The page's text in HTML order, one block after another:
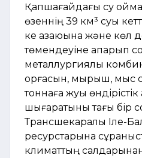
Қапшағайдағы су
өзеннің 39 км³ суы
ке азаюына және көл
төмендеуіне апарып
металлургиялық
қорғасын, мырыш, мыс
тоннаға жуық өндірістік
шығаратыны тағы бір
Трансшекаралық Іле-
ресурстарына
климаттың